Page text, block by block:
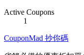
Active Coupons
1
CouponMad 抄你碼